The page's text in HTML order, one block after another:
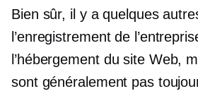
Bien sûr, il y a quelques
l’enregistrement de
l’hébergement du site Web,
sont généralement pas